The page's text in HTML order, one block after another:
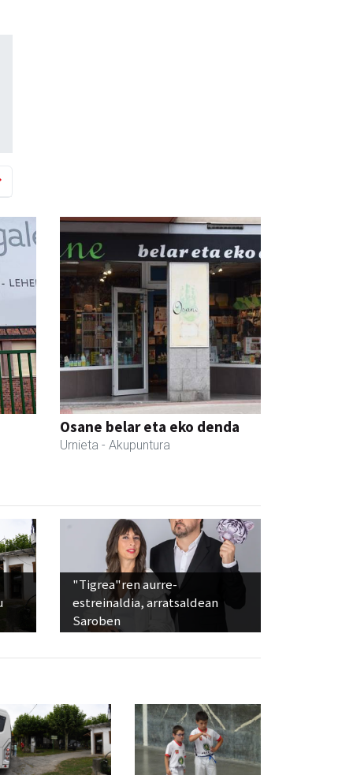
Osane belar eta eko denda
Urnieta - Akupuntura
"Tigrea"ren aurre-
estreinaldia, arratsaldean
Saroben